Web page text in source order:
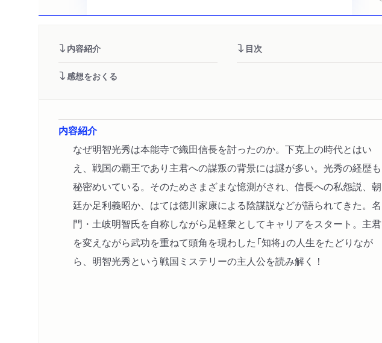
内容紹介 目次
感想をおくる
内容紹介
なぜ明智光秀は本能寺で織田信長を討ったのか。下克上の時代とはい
え、戦国の覇王であり主君への謀叛の背景には謎が多い。光秀の経歴も
秘密めいている。そのためさまざまな憶測がされ、信長への私怨説、朝
廷か足利義昭か、はては徳川家康による陰謀説などが語られてきた。名
門・土岐明智氏を自称しながら足軽衆としてキャリアをスタート。主君
を変えながら武功を重ねて頭角を現わした「知将」の人生をたどりなが
ら、明智光秀という戦国ミステリーの主人公を読み解く！